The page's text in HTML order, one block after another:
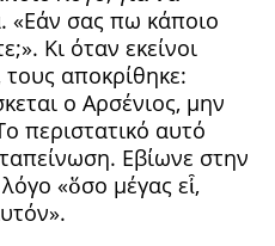
«Εάν σας πω κάποιο
Κι όταν εκείνοι
αποκρίθηκε:
ο Αρσένιος, μην
περιστατικό αυτό
Εβίωνε στην
«ὅσο μέγας εἶ,